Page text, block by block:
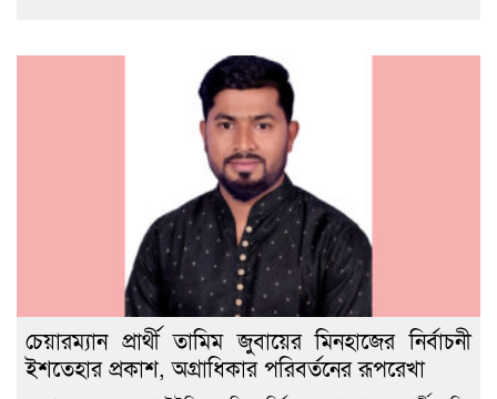
চেয়ারম্যান প্রার্থী তামিম জুবায়ের মিনহাজের নির্বাচনী
ইশতেহার প্রকাশ, অগ্রাধিকার পরিবর্তনের রূপরেখা